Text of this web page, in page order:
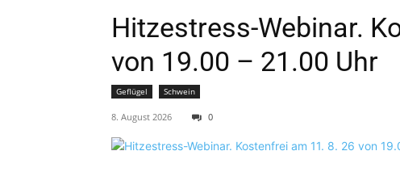
Hitzestress-Webinar.
von 19.00 – 21.00 Uhr
Geflügel Schwein
8. August 2026 0